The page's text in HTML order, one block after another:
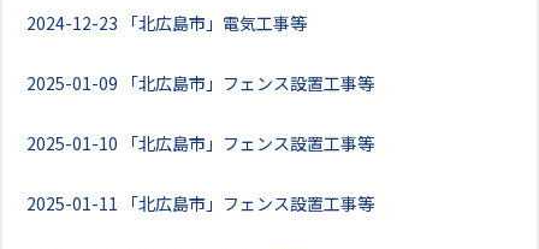
2024-12-23 「北広島市」電気工事等
2025-01-09 「北広島市」フェンス設置工事等
2025-01-10 「北広島市」フェンス設置工事等
2025-01-11 「北広島市」フェンス設置工事等